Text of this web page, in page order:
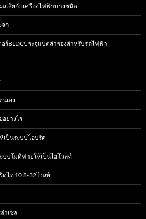
เสียกับเครื่องไฟฟ้าบางชนิด
จก
ร์BLDCประจุแบตสำรองสำหรับรถไฟฟ้า
เอง
อย่างไร
เป็นระบบไฮบริด
บบโมดิฟายให้เป็นไฮโวลท์
ไท 10.8-32โวลท์
าเซล